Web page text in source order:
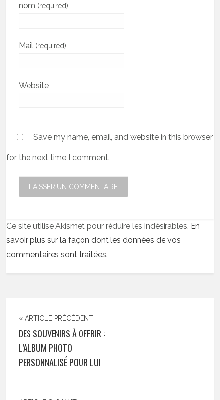
nom (required)
Mail (required)
Website
Save my name, email, and website in this browser
for the next time I comment.
Ce site utilise Akismet pour réduire les indésirables. En
savoir plus sur la façon dont les données de vos
commentaires sont traitées.
« ARTICLE PRÉCÉDENT
DES SOUVENIRS À OFFRIR :
L’ALBUM PHOTO
PERSONNALISÉ POUR LUI